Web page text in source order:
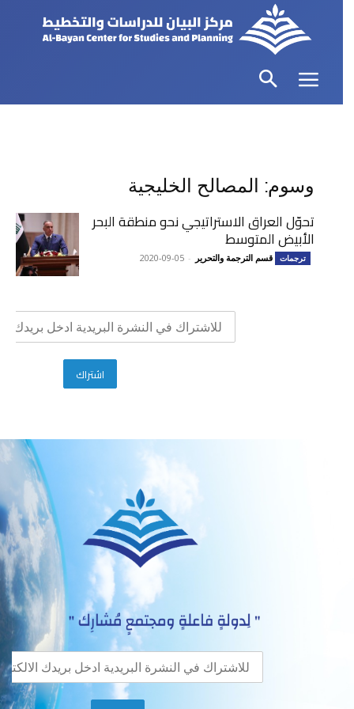
وسوم: المصالح الخليجية
تحوّل العراق الاستراتيجي نحو منطقة البحر
الأبيض المتوسط
ترجمات قسم الترجمة والتحرير -
2020-09-05